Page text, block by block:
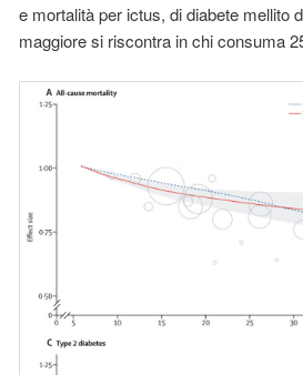
e mortalità per ictus, di diabete mellito
maggiore si riscontra in chi consuma